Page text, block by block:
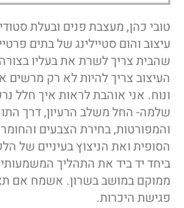
טובי כהן, מעצבת פנים ובעלת
עיצוב והום סטיילינג של בתים
שהבית צריך לשרת את בעליו
העיצוב צריך להיות לא רק מרשים
ונוח. אני אוהבת לראות איך חלל
שלמה- החל משלב הרעיון, דרך
והמפורטות, בחירת הצבעים
הסופית ואת הניצוץ בעיניים של
ביחד יד ביד את התהליך
ממוקם במושב בשרון. אשמח אם
פגישת היכרות.